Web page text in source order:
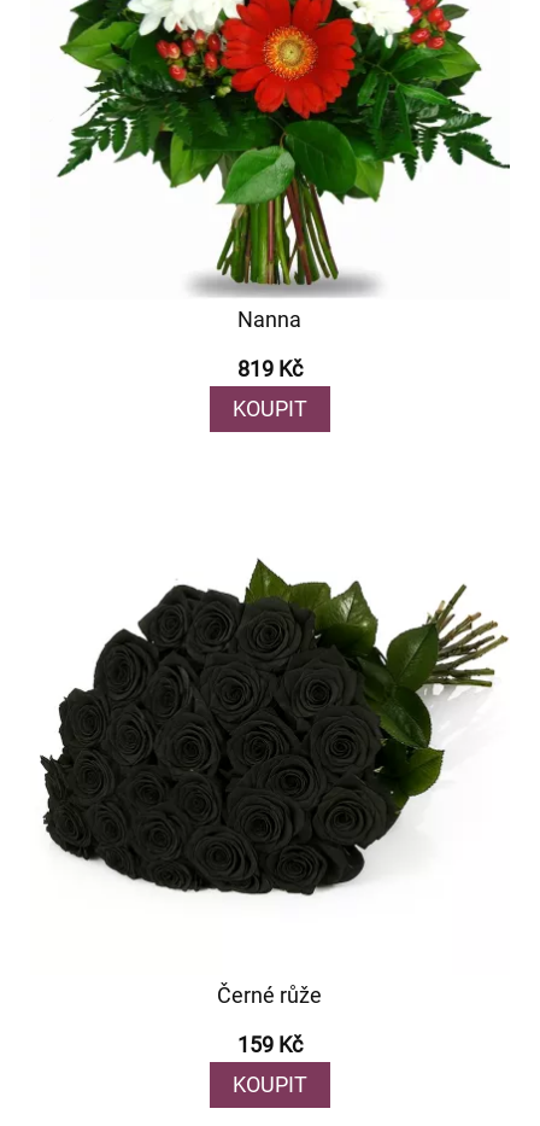
Nanna
819 Kč
KOUPIT
Černé růže
159 Kč
KOUPIT